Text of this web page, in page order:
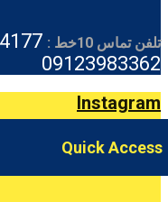
تلفن تماس 10خط :
09123983362
Instagram
Quick Access